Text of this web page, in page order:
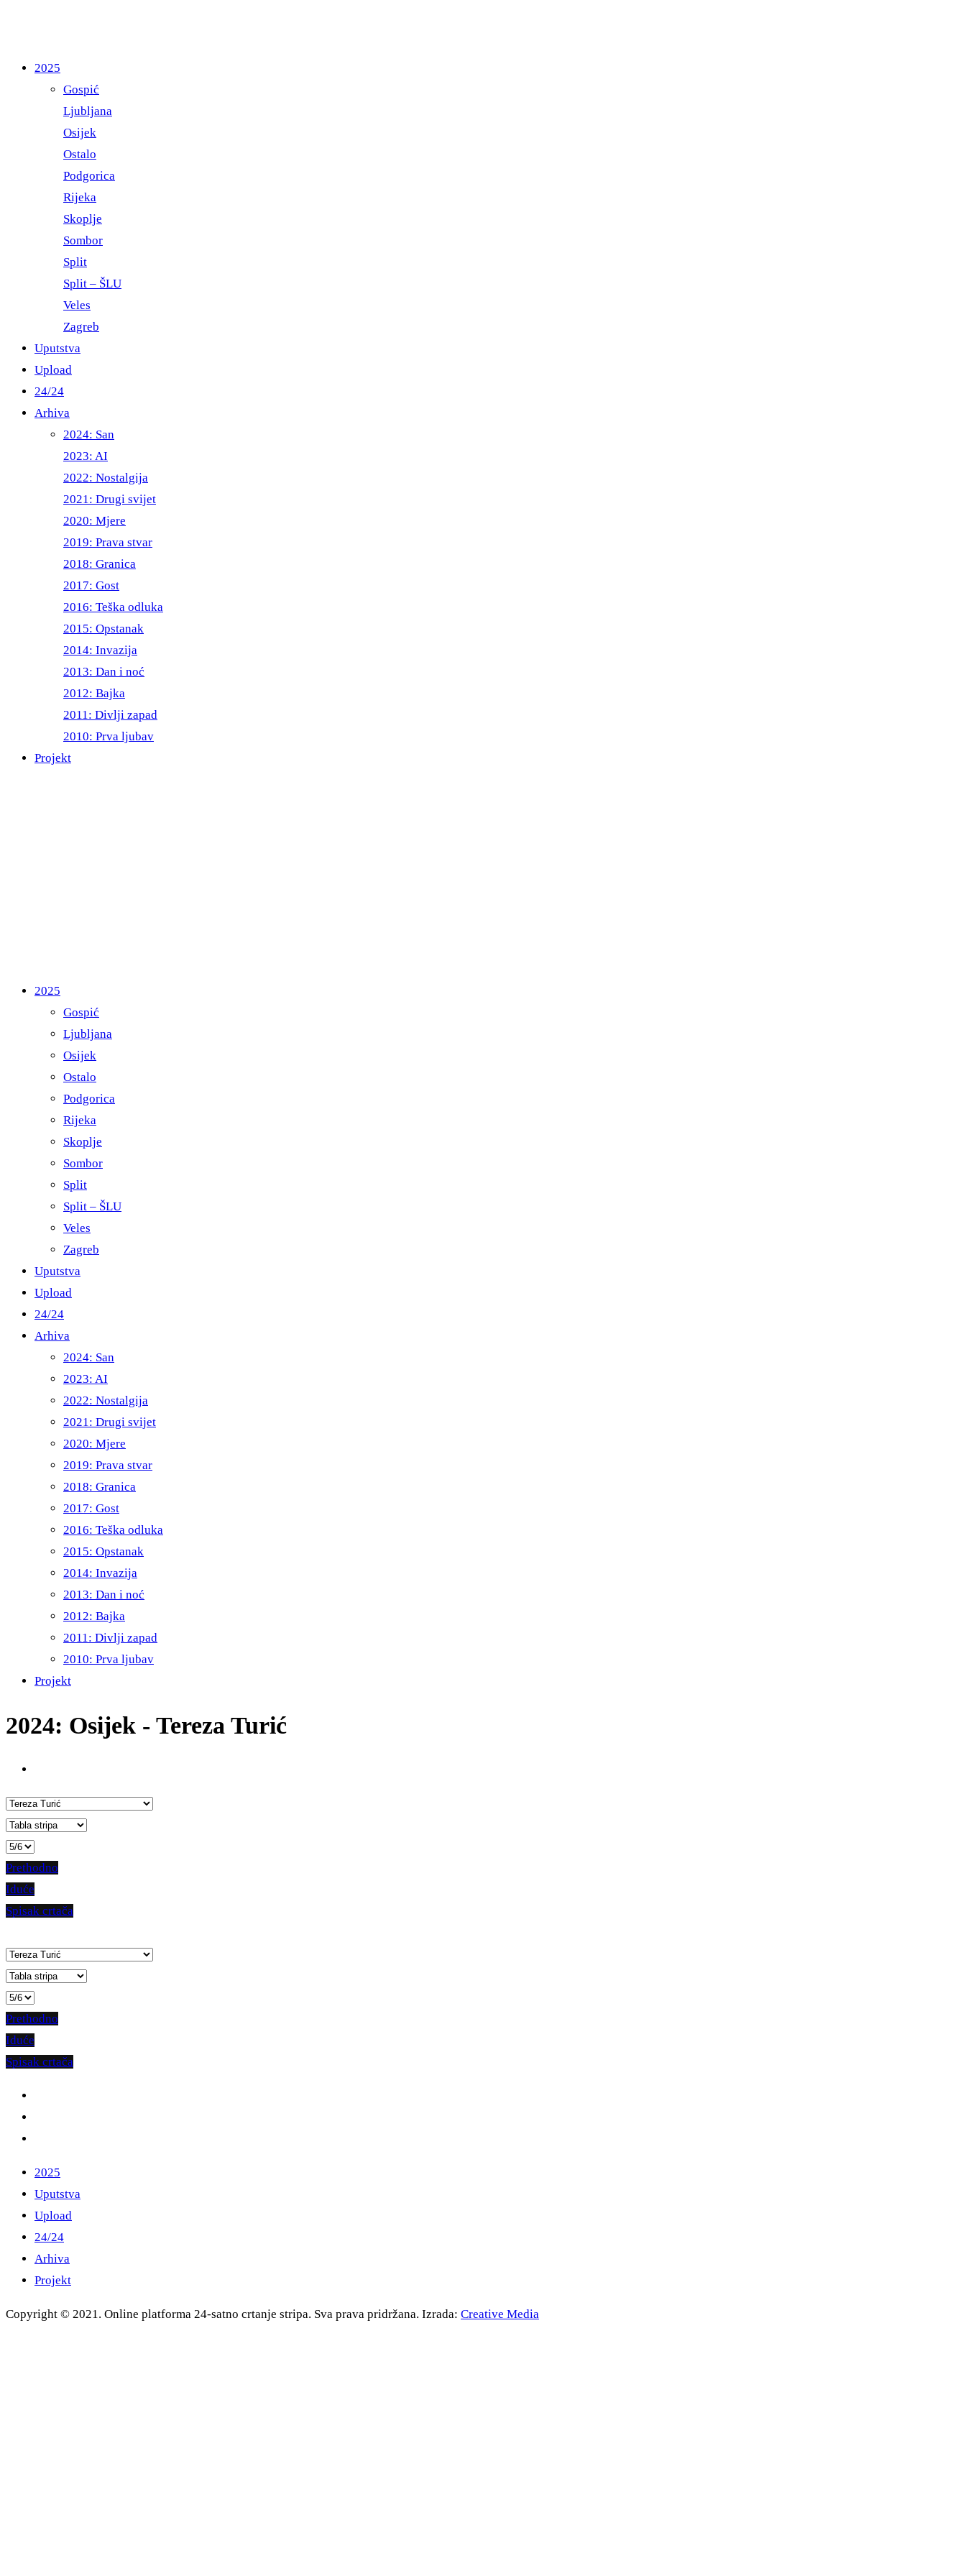
2025
Gospić
Ljubljana
Osijek
Ostalo
Podgorica
Rijeka
Skoplje
Sombor
Split
Split – ŠLU
Veles
Zagreb
Uputstva
Upload
24/24
Arhiva
2024: San
2023: AI
2022: Nostalgija
2021: Drugi svijet
2020: Mjere
2019: Prava stvar
2018: Granica
2017: Gost
2016: Teška odluka
2015: Opstanak
2014: Invazija
2013: Dan i noć
2012: Bajka
2011: Divlji zapad
2010: Prva ljubav
Projekt
2025
Gospić
Ljubljana
Osijek
Ostalo
Podgorica
Rijeka
Skoplje
Sombor
Split
Split – ŠLU
Veles
Zagreb
Uputstva
Upload
24/24
Arhiva
2024: San
2023: AI
2022: Nostalgija
2021: Drugi svijet
2020: Mjere
2019: Prava stvar
2018: Granica
2017: Gost
2016: Teška odluka
2015: Opstanak
2014: Invazija
2013: Dan i noć
2012: Bajka
2011: Divlji zapad
2010: Prva ljubav
Projekt
2024: Osijek - Tereza Turić
Prethodno
Iduće
Spisak crtača
Prethodno
Iduće
Spisak crtača
2025
Uputstva
Upload
24/24
Arhiva
Projekt
Copyright © 2021. Online platforma 24-satno crtanje stripa. Sva prava pridržana. Izrada: Creative Media